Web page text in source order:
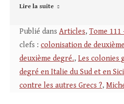
Lire la suite
Publié dans Articles, Tome 111
clefs : colonisation de
deuxième degré., Les colonies
degré en Italie du Sud et en
contre les autres Grecs ?,